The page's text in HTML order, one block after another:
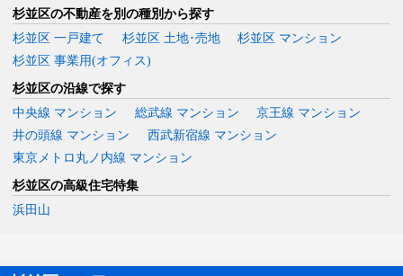
杉並区の不動産を別の種別から探す
杉並区 一戸建て
杉並区 土地･売地
杉並区 マンション
杉並区 事業用(オフィス)
杉並区の沿線で探す
中央線 マンション
総武線 マンション
京王線 マンション
井の頭線 マンション
西武新宿線 マンション
東京メトロ丸ノ内線 マンション
杉並区の高級住宅特集
浜田山